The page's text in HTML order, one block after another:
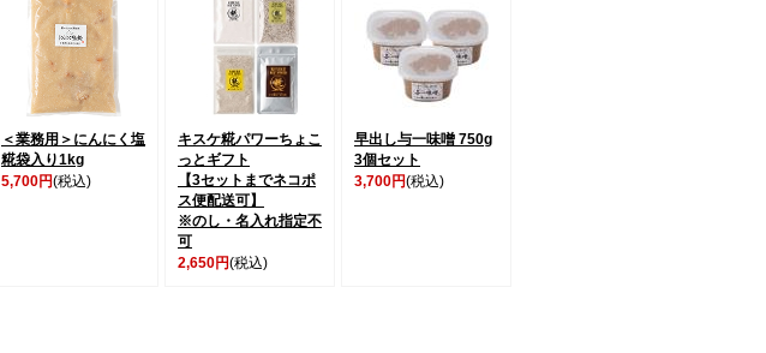
＜業務用＞にんにく塩
糀袋入り1kg
5,700円(税込)
キスケ糀パワーちょこ
っとギフト
【3セットまでネコポ
ス便配送可】
※のし・名入れ指定不
可
2,650円(税込)
早出し与一味噌 750g
3個セット
3,700円(税込)